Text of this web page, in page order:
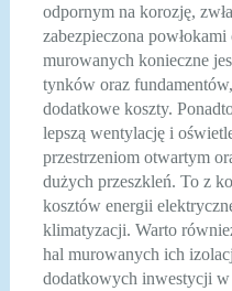
odpornym na korozję,
zabezpieczona
murowanych konieczne
tynków oraz
dodatkowe koszty.
lepszą wentylację i
przestrzeniom otwartym
dużych przeszkleń. To z
kosztów energii
klimatyzacji. Warto
hal murowanych ich
dodatkowych inwestycji